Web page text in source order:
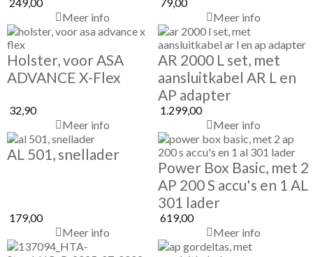
Meer info
Meer info
Holster, voor ASA
ADVANCE X-Flex
32,90
Meer info
AR 2000 L set, met
aansluitkabel AR L en
AP adapter
1.299,00
Meer info
AL 501, snellader
179,00
Meer info
Power Box Basic, met 2
AP 200 S accu's en 1 AL
301 lader
619,00
Meer info